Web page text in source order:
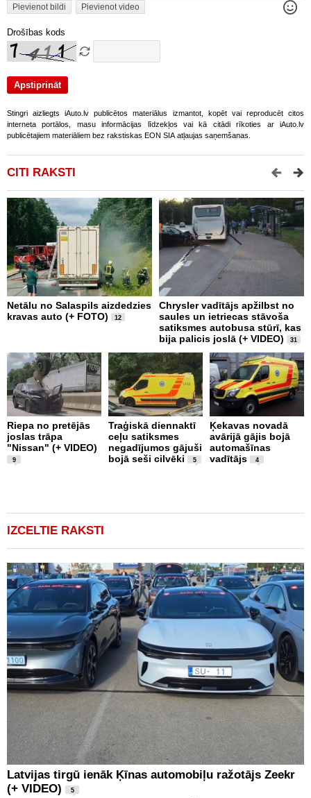
Pievienot bildi Pievienot video
Drošības kods
Stingri aizliegts iAuto.lv publicētos materiālus izmantot, kopēt vai reproducēt citos
interneta portālos, masu informācijas līdzekļos vai kā citādi rīkoties ar iAuto.lv
publicētajiem materiāliem bez rakstiskas EON SIA atļaujas saņemšanas.
CITI RAKSTI
Netālu no Salaspils aizdedzies
kravas auto (+ FOTO)
12
Chrysler vadītājs apžilbst no
saules un ietriecas stāvoša
satiksmes autobusa stūrī, kas
bija palicis joslā (+ VIDEO)
31
Riepa no pretējās
joslas trāpa
"Nissan" (+ VIDEO)
9
Traģiskā diennaktī
ceļu satiksmes
negadījumos gājuši
bojā seši cilvēki
5
Ķekavas novadā
avārijā gājis bojā
automašīnas
vadītājs
4
IZCELTIE RAKSTI
Latvijas tirgū ienāk Ķīnas automobiļu ražotājs Zeekr
(+ VIDEO)
5